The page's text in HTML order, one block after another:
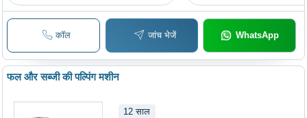
कॉल जांच भेजें WhatsApp
फल और सब्जी की पल्पिंग मशीन
12 साल